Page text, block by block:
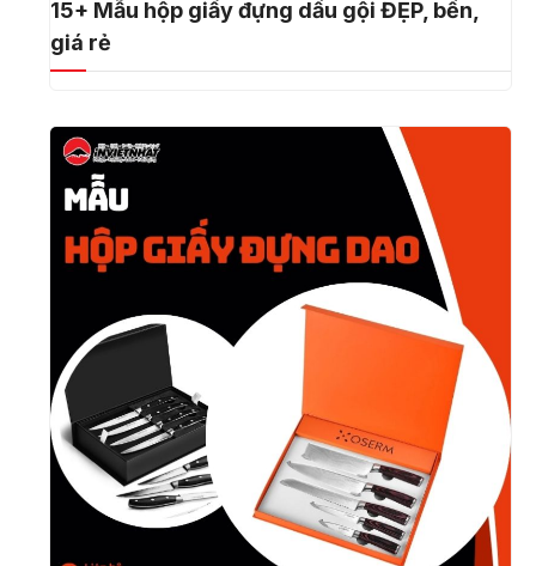
15+ Mẫu hộp giấy đựng dầu gội ĐẸP, bền,
giá rẻ